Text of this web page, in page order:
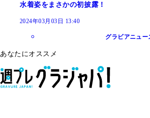
水着姿をまさかの初披露！
2024年03月03日 13:40
グラビアニュー
あなたにオススメ